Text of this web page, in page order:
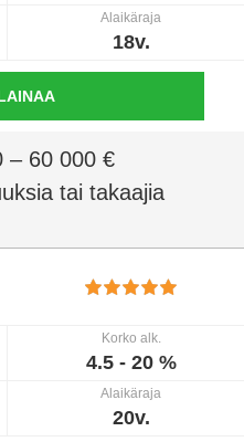
Alaikäraja
18v.
– 60 000 €
tai takaajia
Korko alk.
4.5 - 20 %
Alaikäraja
20v.